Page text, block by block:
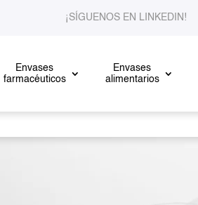
¡SÍGUENOS EN LINKEDIN!
Envases
farmacéuticos
Envases
alimentarios